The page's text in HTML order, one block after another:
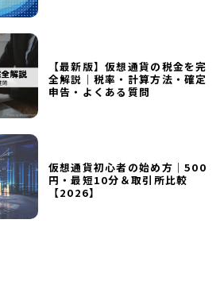
【最新版】仮想通貨の税金を完
全解説｜税率・計算方法・確定
申告・よくある質問
仮想通貨初心者の始め方｜500
円・最短10分＆取引所比較
【2026】